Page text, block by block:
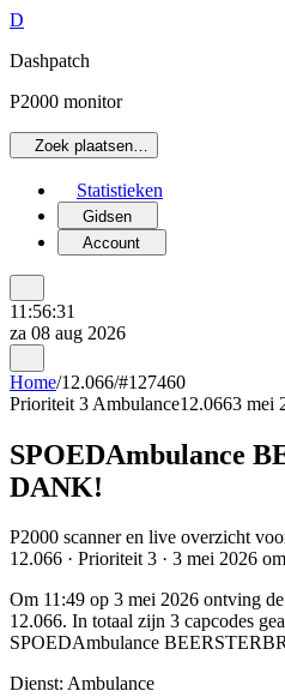
D
Dashpatch
P2000 monitor
Zoek plaatsen…
Statistieken
Gidsen
Account
11:56:31
za 08 aug 2026
Home/12.066/#127460
Prioriteit 3 Ambulance12.0663 mei
SPOEDAmbulance
DANK!
P2000 scanner en live overzicht
12.066 · Prioriteit 3 · 3 mei 2026
Om 11:49 op 3 mei 2026 ontving
12.066. In totaal zijn 3 capcodes
SPOEDAmbulance
Dienst: Ambulance